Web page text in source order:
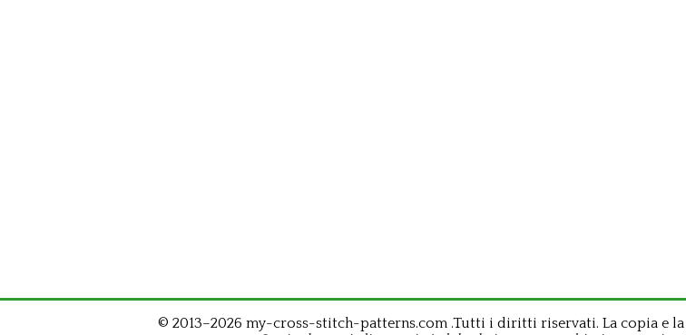
© 2013–2026 my-cross-stitch-patterns.com .Tutti i diritti riservati. La copia e